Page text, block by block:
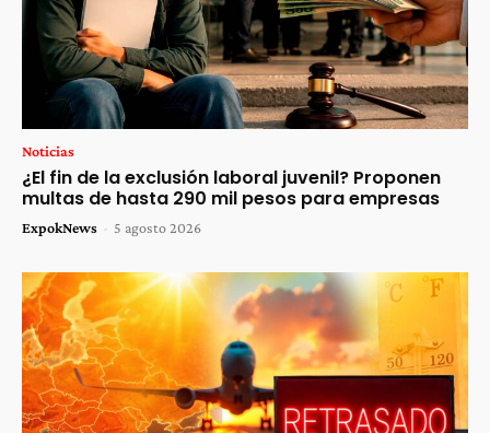
Noticias
¿El fin de la exclusión laboral juvenil? Proponen
multas de hasta 290 mil pesos para empresas
ExpokNews - 5 agosto 2026